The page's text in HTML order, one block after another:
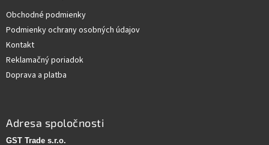
Obchodné podmienky
Podmienky ochrany osobných údajov
Kontakt
Reklamačný poriadok
Doprava a platba
Adresa spoločnosti
GST Trade s.r.o.